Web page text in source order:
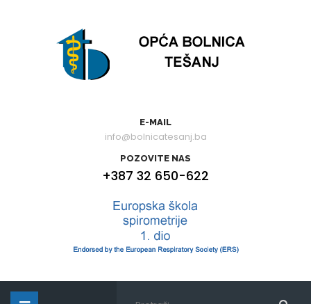
E-MAIL
info@bolnicatesanj.ba
POZOVITE NAS
+387 32 650-622